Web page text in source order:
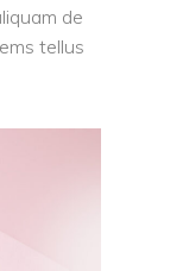
de
tellus